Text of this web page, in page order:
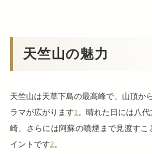
天竺山の魅力
天竺山は天草下島の最高峰で、山頂か
ラマが広がります1 。晴れた日には八
崎、さらには阿蘇の噴煙まで見渡すこ
イントです2。